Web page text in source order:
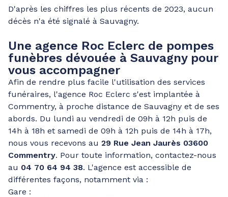
D'après les chiffres les plus récents de 2023, aucun
décès n'a été signalé à Sauvagny.
Une agence Roc Eclerc de pompes
funèbres dévouée à Sauvagny pour
vous accompagner
Afin de rendre plus facile l'utilisation des services
funéraires, l'agence Roc Eclerc s'est implantée à
Commentry, à proche distance de Sauvagny et de ses
abords. Du lundi au vendredi de 09h à 12h puis de
14h à 18h et samedi de 09h à 12h puis de 14h à 17h,
nous vous recevons au 29 Rue Jean Jaurès 03600
Commentry. Pour toute information, contactez-nous
au 04 70 64 94 38. L'agence est accessible de
différentes façons, notamment via :
Gare :